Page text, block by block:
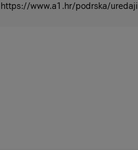
https://www.a1.hr/podrska/uredaji